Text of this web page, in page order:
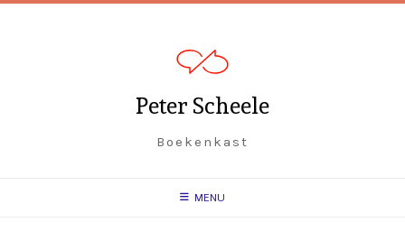
Peter Scheele
Boekenkast
MENU